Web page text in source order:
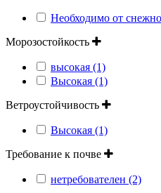
Необходимо от
Морозостойкость
высокая (1)
Высокая (1)
Ветроустойчивость
Высокая (1)
Требование к почве
нетребователен (2)